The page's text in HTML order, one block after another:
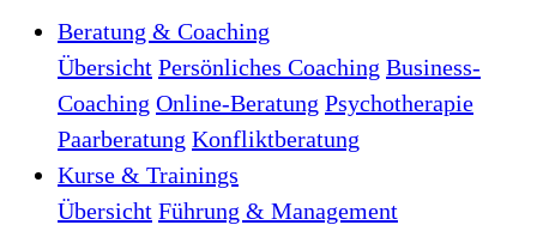
Beratung & Coaching
Übersicht Persönliches Coaching Business-
Coaching Online-Beratung Psychotherapie
Paarberatung Konfliktberatung
Kurse & Trainings
Übersicht Führung & Management